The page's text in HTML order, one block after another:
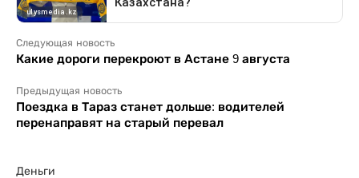
Следующая новость
Какие дороги перекроют в Астане 9 августа
Предыдущая новость
Поездка в Тараз станет дольше: водителей
перенаправят на старый перевал
Деньги